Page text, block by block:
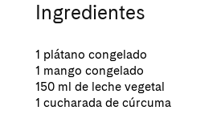
Ingredientes
1 plátano congelado
1 mango congelado
150 ml de leche vegetal
1 cucharada de cúrcuma